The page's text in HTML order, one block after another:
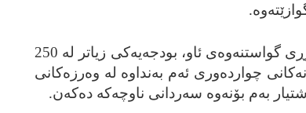
بۆ بنیات نانی به‌نداوی گاوشان، تونێل و تۆڕی گواستنه‌وه‌ی ئاو، بودجه‌یه‌کی زیاتر له‌ 250
چوارده‌وری ئه‌م به‌نداوه‌ له‌ وه‌رزه‌کانی
به‌م بۆنه‌وه‌ سه‌ردانی ناوچه‌که‌ ده‌که‌ن.